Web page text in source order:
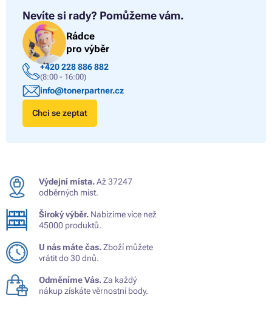
Nevíte si rady? Pomůžeme vám.
Rádce
pro výběr
+420 228 886 882
(8:00 - 16:00)
info@tonerpartner.cz
Chci se zeptat
Výdejní místa.Až 37247
odběrných míst.
Široký výběr. Nabízíme více než
45000 produktů.
U nás máte čas.Zboží můžete
vrátit do 30 dnů.
Odměníme Vás.Za každý
nákup získáte věrnostní body.